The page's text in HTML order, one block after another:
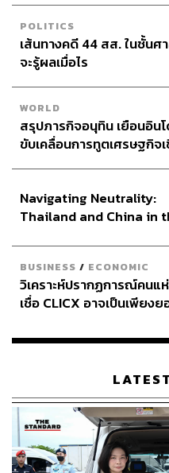
POLITICS
เส้นทางคดี 44 สส. ในชั้นศ
จะรู้ผลเมื่อไร
WORLD
สรุปภารกิจอนุทิน เยือนอิน
ขับเคลื่อนการทูตเศรษฐกิจ
Navigating Neutrality:
Thailand and China in
BUSINESS / ECONOMIC
วิเคราะห์ปรากฏการณ์คนแ
เชื่อ CLICX อาจเป็นเพียง
เรือนไทยที่ถูกซุกไว้